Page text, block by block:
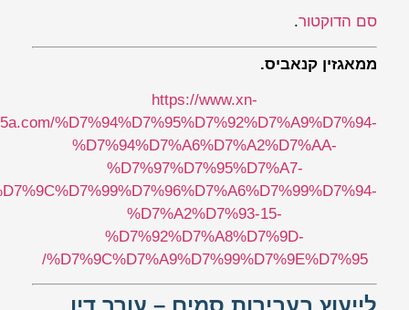
סם הדוקטור.
ממאגזין קנאביס.
https://www.xn-
%D7%94%D7%95%D7%92%D7%A9%D7%94-
%D7%94%D7%A6%D7%A2%D7%AA-
%D7%97%D7%95%D7%A7-
%D7%A2%D7%93-15-
%D7%92%D7%A8%D7%9D-
%D7%9C%D7%A9%D7%99%D7%9E%D7%95/
לייעוץ בעבירות סמים – עורך דין